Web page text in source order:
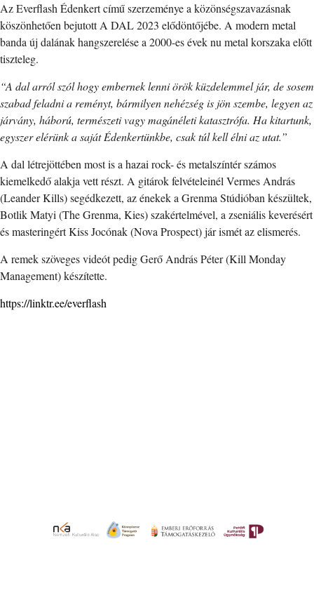
Az Everflash Édenkert című szerzeménye a közönségszavazásnak
köszönhetően bejutott A DAL 2023 elődöntőjébe. A modern metal
banda új dalának hangszerelése a 2000-es évek nu metal korszaka előtt
tiszteleg.
“A dal arról szól hogy embernek lenni örök küzdelemmel jár, de sosem
szabad feladni a reményt, bármilyen nehézség is jön szembe, legyen az
járvány, háború, természeti vagy magánéleti katasztrófa. Ha kitartunk,
egyszer elérünk a saját Édenkertünkbe, csak túl kell élni az utat.”
A dal létrejöttében most is a hazai rock- és metalszíntér számos
kiemelkedő alakja vett részt. A gitárok felvételeinél Vermes András
(Leander Kills) segédkezett, az énekek a Grenma Stúdióban készültek,
Botlik Matyi (The Grenma, Kies) szakértelmével, a zseniális keverésért
és masteringért Kiss Jocónak (Nova Prospect) jár ismét az elismerés.
A remek szöveges videót pedig Gerő András Péter (Kill Monday
Management) készítette.
https://linktr.ee/everflash